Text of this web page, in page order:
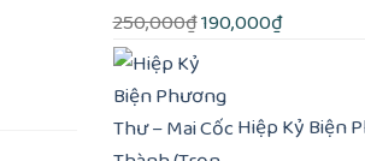
250,000₫Giá
là:
250,000₫.
190,000₫Giá
là:
Hiệp Kỷ Biện